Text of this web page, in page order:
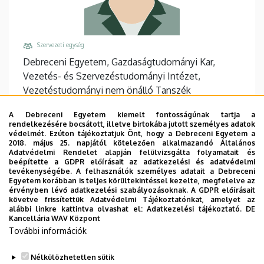
Szervezeti egység
Debreceni Egyetem, Gazdaságtudományi Kar,
Vezetés- és Szervezéstudományi Intézet,
Vezetéstudományi nem önálló Tanszék
+36 52 508 444 / 88126
Email
bilanics.agnes@econ.unideb.hu
Cím
4032 Debrecen Böszörményi út 138
Épület, emelet, ajtó
"F" épület GTK Fényház
Website
A Debreceni Egyetem kiemelt fontosságúnak tartja a
rendelkezésére bocsátott, illetve birtokába jutott személyes adatok
védelmét. Ezúton tájékoztatjuk Önt, hogy a Debreceni Egyetem a
2018. május 25. napjától kötelezően alkalmazandó Általános
Adatvédelmi Rendelet alapján felülvizsgálta folyamatait és
beépítette a GDPR előírásait az adatkezelési és adatvédelmi
tevékenységébe. A felhasználók személyes adatait a Debreceni
Egyetem korábban is teljes körültekintéssel kezelte, megfelelve az
érvényben lévő adatkezelési szabályozásoknak. A GDPR előírásait
követve frissítettük Adatvédelmi Tájékoztatónkat, amelyet az
alábbi linkre kattintva olvashat el:Adatkezelési tájékoztató. DE
Kancellária WAV Központ
További információk
Nélkülözhetetlen sütik